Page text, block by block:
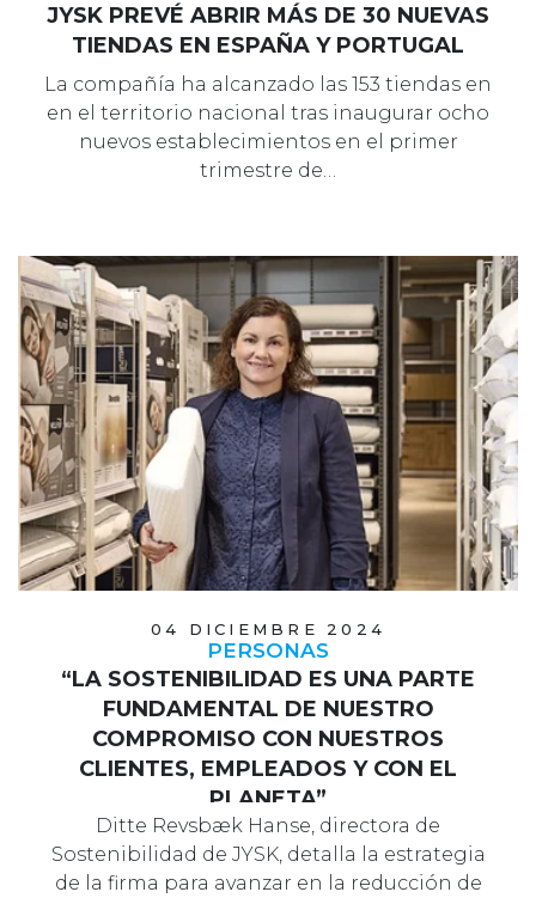
JYSK PREVÉ ABRIR MÁS DE 30 NUEVAS
TIENDAS EN ESPAÑA Y PORTUGAL
La compañía ha alcanzado las 153 tiendas en
en el territorio nacional tras inaugurar ocho
nuevos establecimientos en el primer
trimestre de…
04 DICIEMBRE 2024
PERSONAS
“LA SOSTENIBILIDAD ES UNA PARTE
FUNDAMENTAL DE NUESTRO
COMPROMISO CON NUESTROS
CLIENTES, EMPLEADOS Y CON EL
PLANETA”
Ditte Revsbæk Hanse, directora de
Sostenibilidad de JYSK, detalla la estrategia
de la firma para avanzar en la reducción de